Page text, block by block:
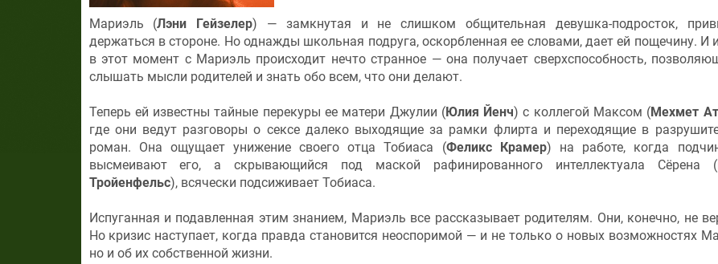
Мариэль (Лэни Гейзелер) — замкнутая и не слишком общительная девушка-подросток,
держаться в стороне. Но однажды школьная подруга, оскорбленная ее словами, дает ей пощечину. И
в этот момент с Мариэль происходит нечто странное — она получает сверхспособность,
слышать мысли родителей и знать обо всем, что они делают.
Теперь ей известны тайные перекуры ее матери Джулии (Юлия Йенч) с коллегой Максом (Мехмет
где они ведут разговоры о сексе далеко выходящие за рамки флирта и переходящие в
роман. Она ощущает унижение своего отца Тобиаса (Феликс Крамер) на работе, когда
высмеивают его, а скрывающийся под маской рафинированного интеллектуала Сёрена (
Тройенфельс), всячески подсиживает Тобиаса.
Испуганная и подавленная этим знанием, Мариэль все рассказывает родителям. Они, конечно, не
Но кризис наступает, когда правда становится неоспоримой — и не только о новых возможностях
но и об их собственной жизни.